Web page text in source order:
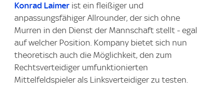
Konrad Laimer ist ein fleißiger und
anpassungsfähiger Allrounder, der sich ohne
Murren in den Dienst der Mannschaft stellt - egal
auf welcher Position. Kompany bietet sich nun
theoretisch auch die Möglichkeit, den zum
Rechtsverteidiger umfunktionierten
Mittelfeldspieler als Linksverteidiger zu testen.